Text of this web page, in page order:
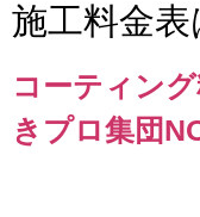
施工料金
コーティン
きプロ集団